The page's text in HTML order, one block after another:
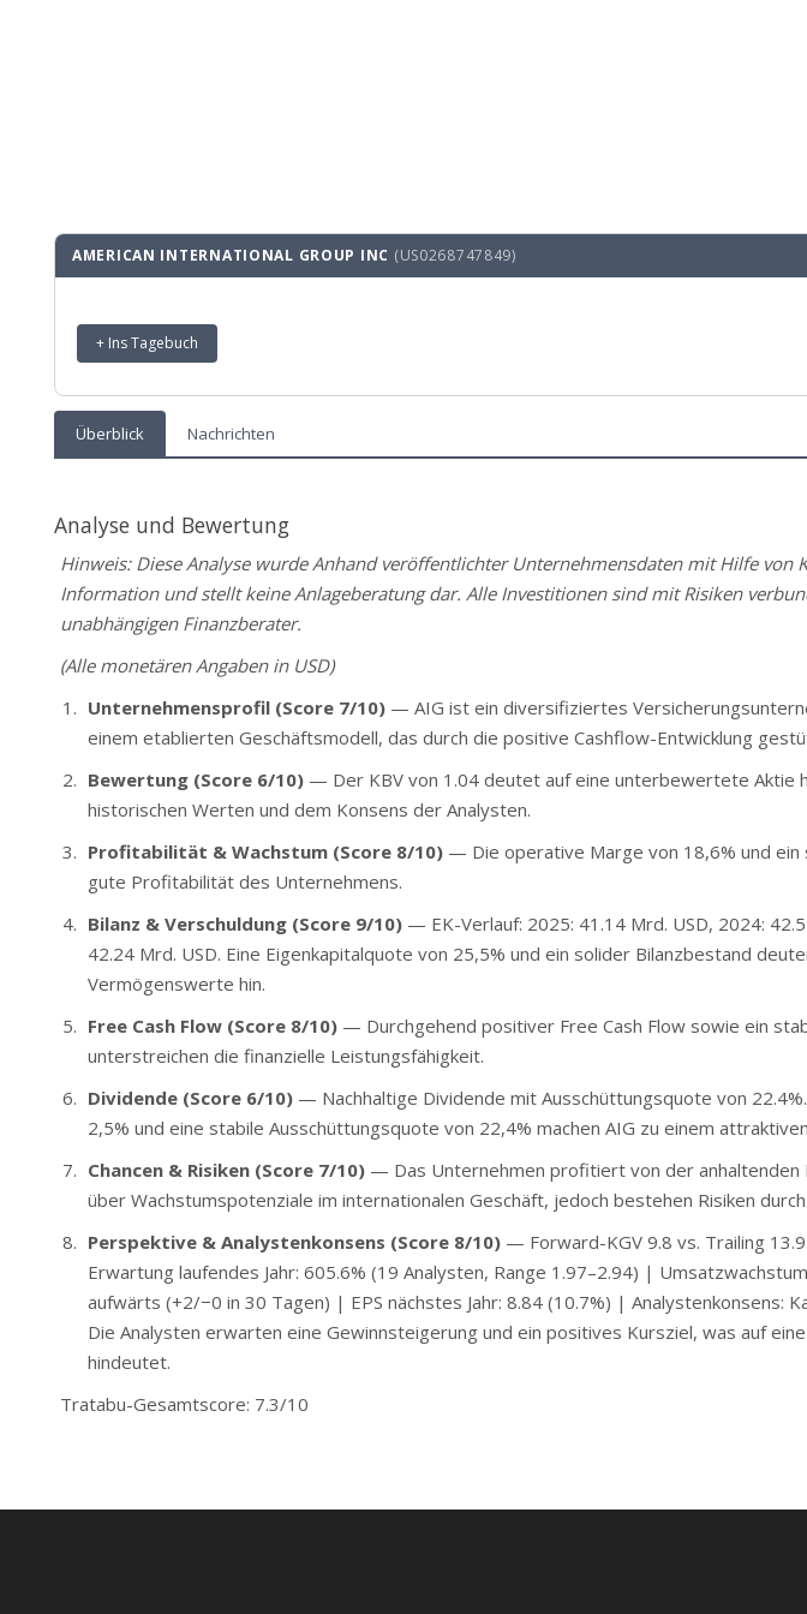
AMERICAN INTERNATIONAL GROUP INC (US0268747849)
+ Ins Tagebuch
Überblick Nachrichten
Analyse und Bewertung
Hinweis: Diese Analyse wurde Anhand veröffentlichter Unternehmensdaten mit Hilfe von
Information und stellt keine Anlageberatung dar. Alle Investitionen sind mit Risiken
unabhängigen Finanzberater.
(Alle monetären Angaben in USD)
Unternehmensprofil (Score 7/10)— AIG ist ein diversifiziertes
einem etablierten Geschäftsmodell, das durch die positive Cashflow-Entwicklung
Bewertung (Score 6/10)— Der KBV von 1.04 deutet auf eine unterbewertete Aktie
historischen Werten und dem Konsens der Analysten.
Profitabilität & Wachstum (Score 8/10)— Die operative Marge von 18,6% und ein
gute Profitabilität des Unternehmens.
Bilanz & Verschuldung (Score 9/10)— EK-Verlauf: 2025: 41.14 Mrd. USD, 2024:
42.24 Mrd. USD. Eine Eigenkapitalquote von 25,5% und ein solider Bilanzbestand
Vermögenswerte hin.
Free Cash Flow (Score 8/10)— Durchgehend positiver Free Cash Flow sowie ein
unterstreichen die finanzielle Leistungsfähigkeit.
Dividende (Score 6/10)— Nachhaltige Dividende mit Ausschüttungsquote von
2,5% und eine stabile Ausschüttungsquote von 22,4% machen AIG zu einem
Chancen & Risiken (Score 7/10)— Das Unternehmen profitiert von der anhaltenden
über Wachstumspotenziale im internationalen Geschäft, jedoch bestehen Risiken
Perspektive & Analystenkonsens (Score 8/10)— Forward-KGV 9.8 vs. Trailing
Erwartung laufendes Jahr: 605.6% (19 Analysten, Range 1.97–2.94) |
aufwärts (+2/−0 in 30 Tagen) | EPS nächstes Jahr: 8.84 (10.7%) | Analystenkonsens:
Die Analysten erwarten eine Gewinnsteigerung und ein positives Kursziel, was auf
hindeutet.
Tratabu-Gesamtscore: 7.3/10